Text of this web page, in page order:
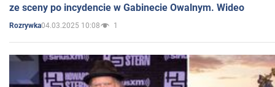
ze sceny po incydencie w Gabinecie Owalnym. Wideo
Rozrywka04.03.2025 10:08 1